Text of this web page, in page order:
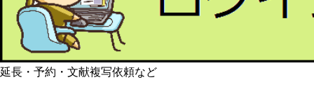
延長・予約・文献複写依頼など